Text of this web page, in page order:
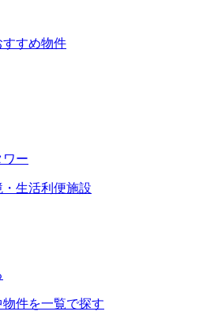
すめ物件
ワー
生活利便施設
件を一覧で探す